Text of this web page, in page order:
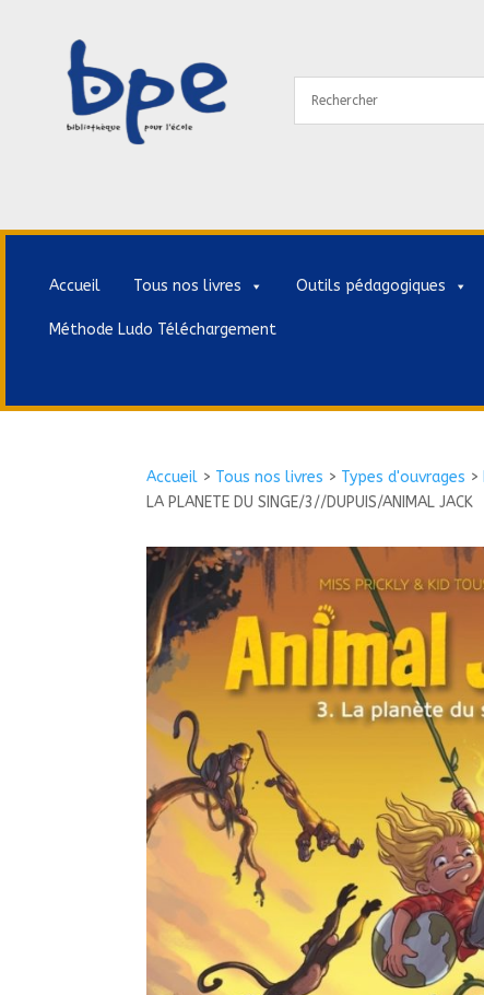
Accueil Tous nos livres Outils pédagogiques
Méthode Ludo Téléchargement
Accueil > Tous nos livres > Types d'ouvrages >
LA PLANETE DU SINGE/3//DUPUIS/ANIMAL JACK